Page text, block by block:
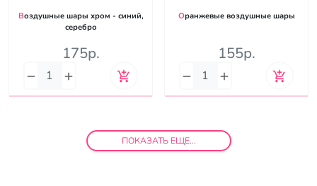
Воздушные шары хром - синий,
серебро
175р.
Оранжевые воздушные шары
155р.
ПОКАЗАТЬ ЕЩЕ...